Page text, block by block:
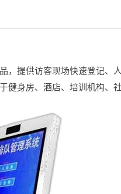
，提供访客现场快速登记、
身房、酒店、培训机构、